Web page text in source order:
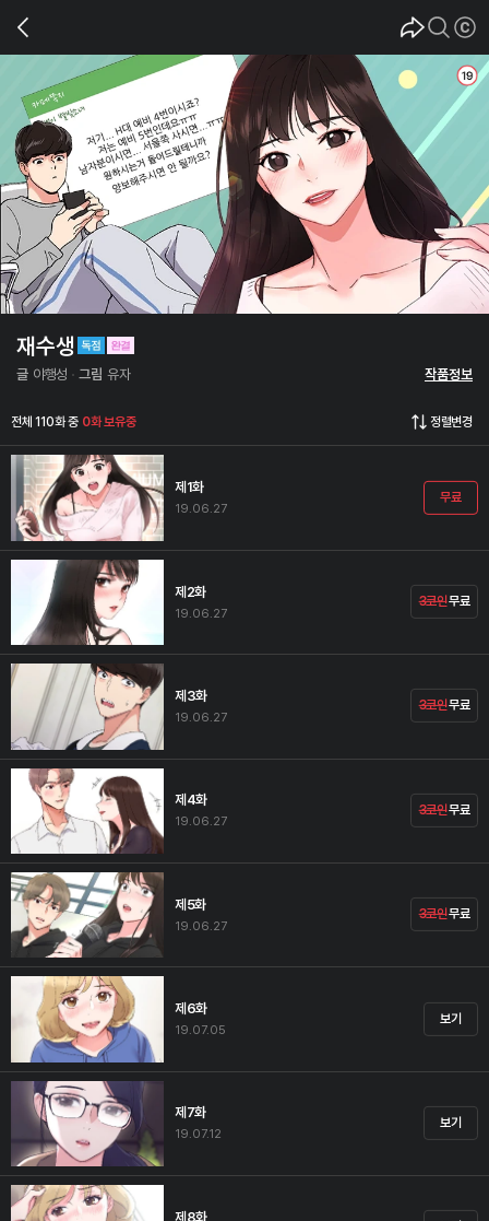
재수생
글 야행성 그림 유자 작품정보
전체 110화 중 0화 보유중 정렬변경
제1화
19.06.27
무료
제2화
19.06.27
3코인무료
제3화
19.06.27
3코인무료
제4화
19.06.27
3코인무료
제5화
19.06.27
3코인무료
제6화
19.07.05
보기
제7화
19.07.12
보기
제8화